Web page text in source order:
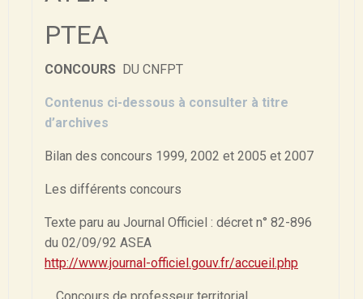
PTEA
CONCOURS DU CNFPT
Contenus ci-dessous à consulter à titre
d’archives
Bilan des concours 1999, 2002 et 2005 et 2007
Les différents concours
Texte paru au Journal Officiel : décret n° 82-896
du 02/09/92 ASEA
http://www.journal-officiel.gouv.fr/accueil.php